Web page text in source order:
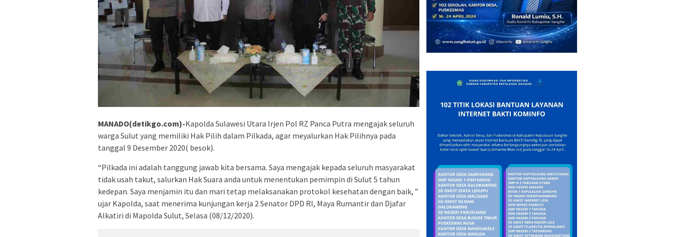
MANADO(detikgo.com)-Kapolda Sulawesi Utara Irjen Pol RZ Panca Putra mengajak seluruh
warga Sulut yang memiliki Hak Pilih dalam Pilkada, agar meyalurkan Hak Pilihnya pada
tanggal 9 Desember 2020( besok).
“Pilkada ini adalah tanggung jawab kita bersama. Saya mengajak kepada seluruh masyarakat
tidak usah takut, salurkan Hak Suara anda untuk menentukan pemimpin di Sulut 5 tahun
kedepan. Saya menjamin itu dan mari tetap melaksanakan protokol kesehatan dengan baik, ”
ujar Kapolda, saat menerima kunjungan kerja 2 Senator DPD RI, Maya Rumantir dan Djafar
Alkatiri di Mapolda Sulut, Selasa (08/12/2020).